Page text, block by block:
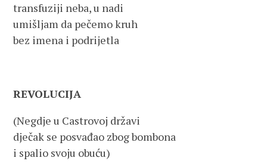
transfuziji neba, u nadi
umišljam da pečemo kruh
bez imena i podrijetla
REVOLUCIJA
(Negdje u Castrovoj državi
dječak se posvađao zbog bombona
i spalio svoju obuću)